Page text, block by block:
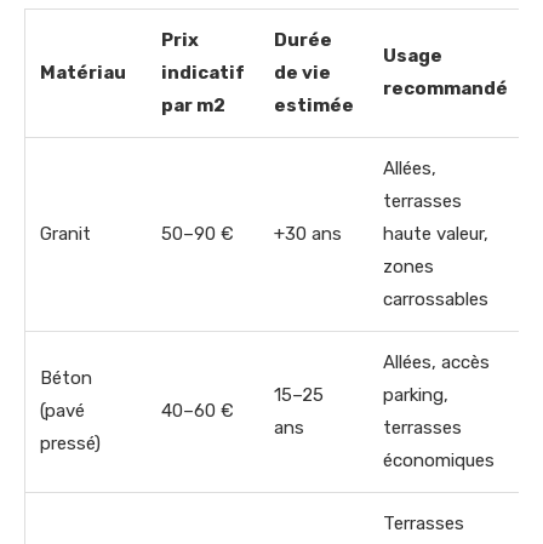
Matériau
Prix
indicatif
par m2
Durée
de vie
estimée
Usage
recommandé
Granit 50–90 € +30 ans
Allées,
terrasses
haute valeur,
zones
carrossables
Béton
(pavé
pressé)
40–60 €
15–25
ans
Allées, accès
parking,
terrasses
économiques
Terrasses